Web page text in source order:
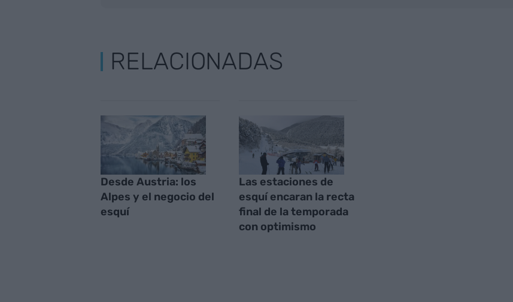
RELACIONADAS
Desde Austria: los
Alpes y el negocio del
esquí
Las estaciones de
esquí encaran la recta
final de la temporada
con optimismo